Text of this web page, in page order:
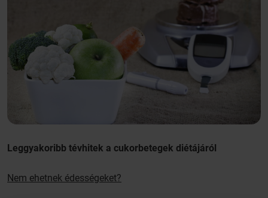
Leggyakoribb tévhitek a cukorbetegek diétájáról
Nem ehetnek édességeket?